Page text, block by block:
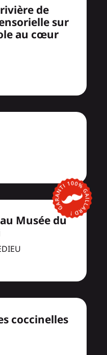
de
sur
au cœur
Musée du
coccinelles